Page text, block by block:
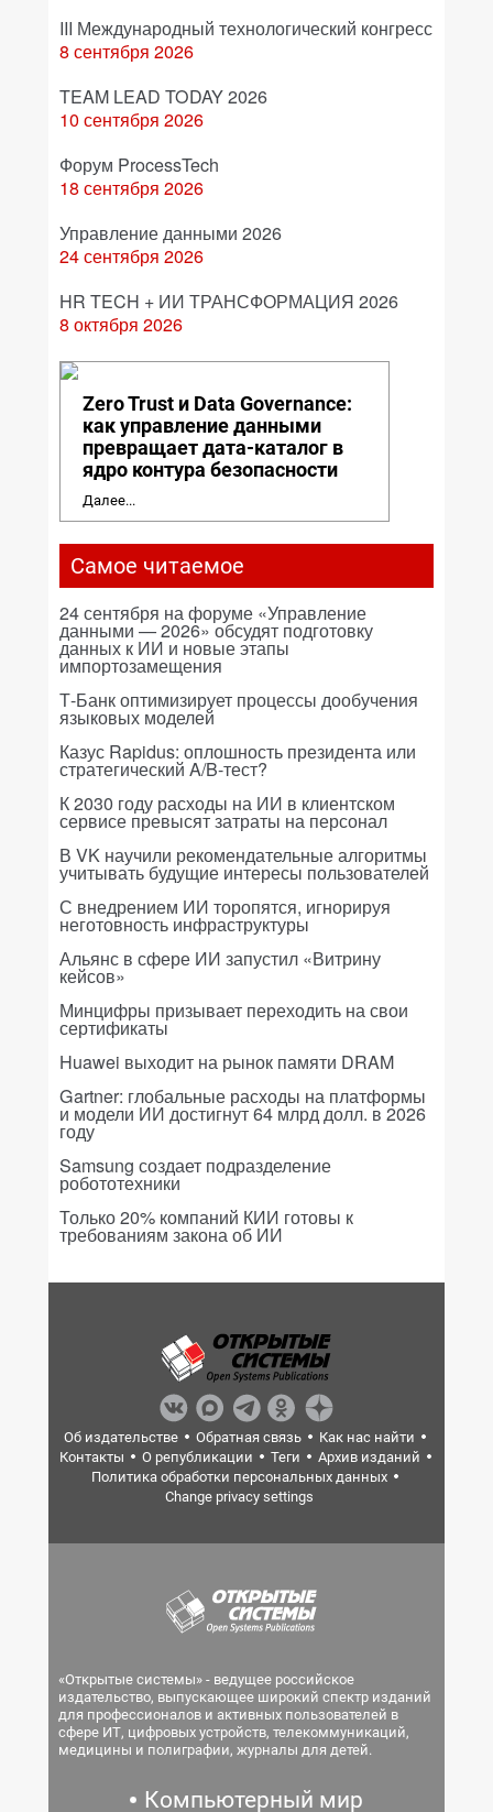
III Международный технологический конгресс
8 сентября 2026
TEAM LEAD TODAY 2026
10 сентября 2026
Форум ProcessTech
18 сентября 2026
Управление данными 2026
24 сентября 2026
HR TECH + ИИ ТРАНСФОРМАЦИЯ 2026
8 октября 2026
Zero Trust и Data Governance:
как управление данными
превращает дата-каталог в
ядро контура безопасности
Далее...
Самое читаемое
24 сентября на форуме «Управление
данными — 2026» обсудят подготовку
данных к ИИ и новые этапы
импортозамещения
Т-Банк оптимизирует процессы дообучения
языковых моделей
Казус Rapidus: оплошность президента или
стратегический A/B-тест?
К 2030 году расходы на ИИ в клиентском
сервисе превысят затраты на персонал
В VK научили рекомендательные алгоритмы
учитывать будущие интересы пользователей
С внедрением ИИ торопятся, игнорируя
неготовность инфраструктуры
Альянс в сфере ИИ запустил «Витрину
кейсов»
Минцифры призывает переходить на свои
сертификаты
Huawei выходит на рынок памяти DRAM
Gartner: глобальные расходы на платформы
и модели ИИ достигнут 64 млрд долл. в 2026
году
Samsung создает подразделение
робототехники
Только 20% компаний КИИ готовы к
требованиям закона об ИИ
Об издательстве Обратная связь
Как нас найти
Контакты
О републикации Теги
Архив изданий
Политика обработки персональных данных
Change privacy settings
«Открытые системы» - ведущее российское
издательство, выпускающее широкий спектр изданий
для профессионалов и активных пользователей в
сфере ИТ, цифровых устройств, телекоммуникаций,
медицины и полиграфии, журналы для детей.
Компьютерный мир